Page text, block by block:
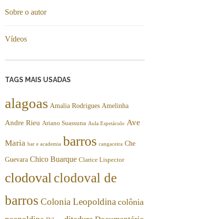
Sobre o autor
Vídeos
TAGS MAIS USADAS
alagoas Amalia Rodrigues Amelinha
Andre Rieu Ariano Suassuna Aula Espetáculo Ave
Maria bar e academia barros cangaceira Che
Guevara Chico Buarque Clarice Lispector
clodoval clodoval de
barros Colonia Leopoldina colônia